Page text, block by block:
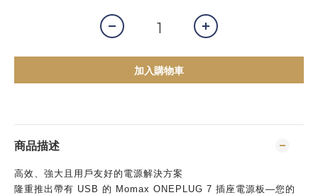
加入購物車
商品描述
高效、強大且用戶友好的電源解決方案
隆重推出帶有 USB 的 Momax ONEPLUG 7 插座電源板—您的